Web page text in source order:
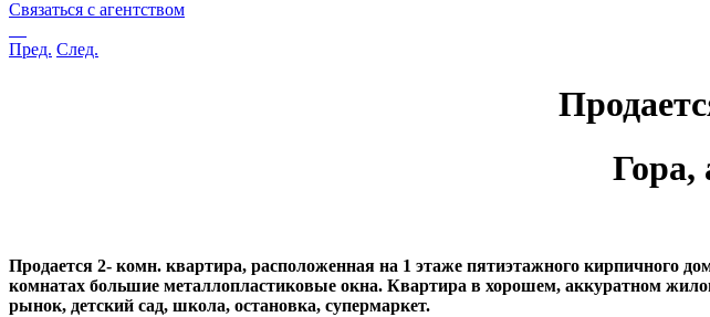
Связаться с агентством
Пред. След.
Гора,
Продается 2- комн. квартира, расположенная на 1 этаже пятиэтажного кирпичного
комнатах большие металлопластиковые окна. Квартира в хорошем, аккуратном
рынок, детский сад, школа, остановка, супермаркет.